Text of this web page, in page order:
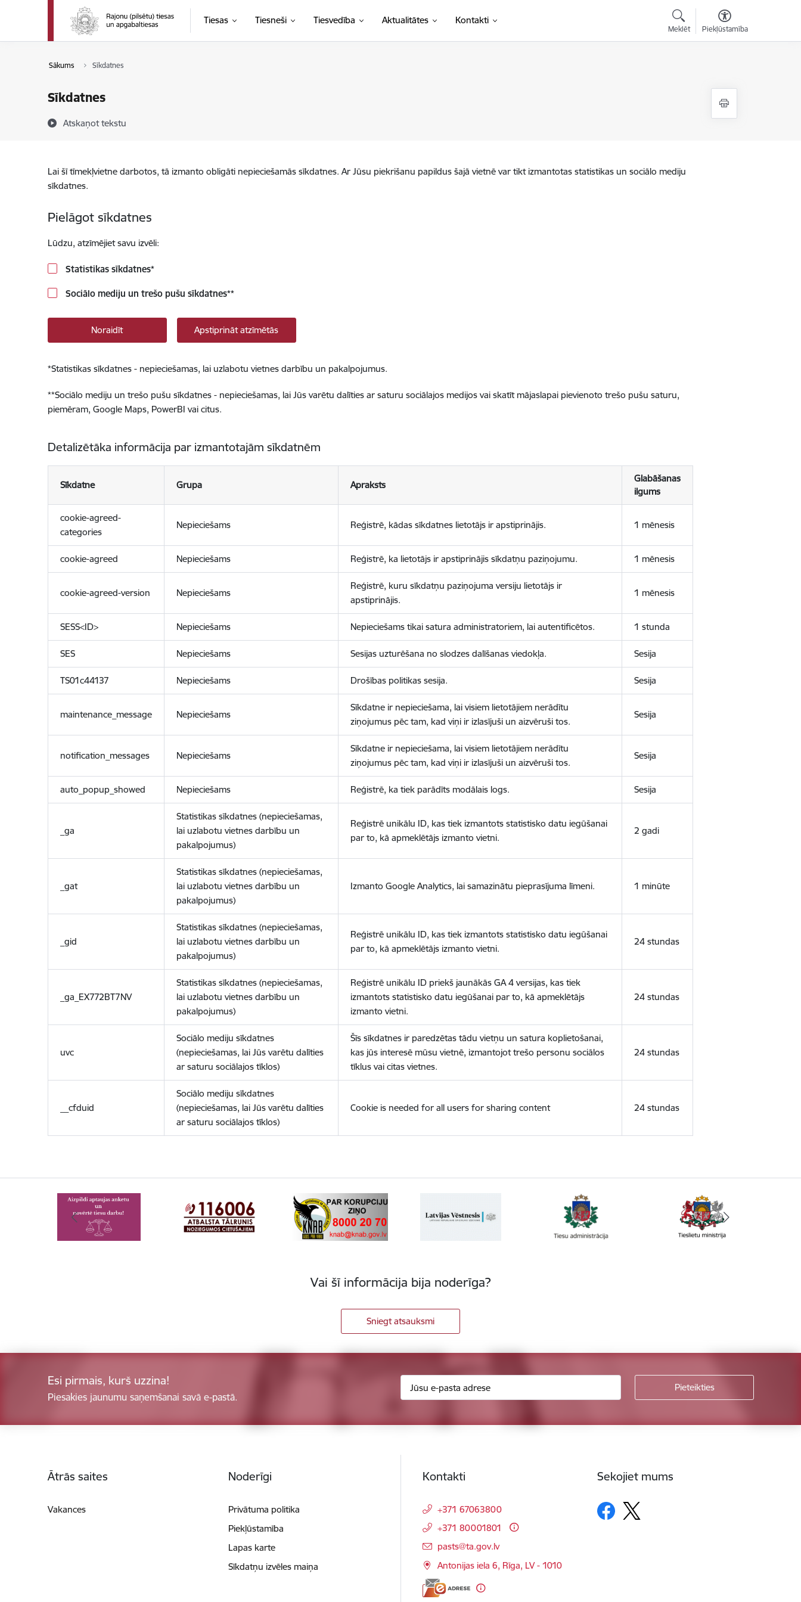
Pāriet uz lapas saturu
Tiesas Tiesneši Tiesvedība Aktualitātes Kontakti
Meklēt Piekļūstamība
Sākums Sīkdatnes
Sīkdatnes
Atskaņot tekstu
Lai šī tīmekļvietne darbotos, tā izmanto obligāti nepieciešamās sīkdatnes. Ar Jūsu piekrišanu papildus šajā vietnē var tikt izmantotas statistikas un sociālo mediju
sīkdatnes.
Pielāgot sīkdatnes
Lūdzu, atzīmējiet savu izvēli:
Statistikas sīkdatnes*
Sociālo mediju un trešo pušu sīkdatnes**
Noraidīt Apstiprināt atzīmētās
*Statistikas sīkdatnes - nepieciešamas, lai uzlabotu vietnes darbību un pakalpojumus.
**Sociālo mediju un trešo pušu sīkdatnes - nepieciešamas, lai Jūs varētu dalīties ar saturu sociālajos medijos vai skatīt mājaslapai pievienoto trešo pušu saturu,
piemēram, Google Maps, PowerBI vai citus.
Detalizētāka informācija par izmantotajām sīkdatnēm
Sīkdatne Grupa Apraksts
Glabāšanas
ilgums
cookie-agreed-
categories
Nepieciešams Reģistrē, kādas sīkdatnes lietotājs ir apstiprinājis. 1 mēnesis
cookie-agreed Nepieciešams Reģistrē, ka lietotājs ir apstiprinājis sīkdatņu paziņojumu. 1 mēnesis
cookie-agreed-version Nepieciešams
Reģistrē, kuru sīkdatņu paziņojuma versiju lietotājs ir
apstiprinājis.
1 mēnesis
SESS<ID> Nepieciešams Nepieciešams tikai satura administratoriem, lai autentificētos. 1 stunda
SES Nepieciešams Sesijas uzturēšana no slodzes dalīšanas viedokļa. Sesija
TS01c44137 Nepieciešams Drošības politikas sesija. Sesija
maintenance_message Nepieciešams
Sīkdatne ir nepieciešama, lai visiem lietotājiem nerādītu
ziņojumus pēc tam, kad viņi ir izlasījuši un aizvēruši tos.
Sesija
notification_messages Nepieciešams
Sīkdatne ir nepieciešama, lai visiem lietotājiem nerādītu
ziņojumus pēc tam, kad viņi ir izlasījuši un aizvēruši tos.
Sesija
auto_popup_showed Nepieciešams Reģistrē, ka tiek parādīts modālais logs. Sesija
_ga
Statistikas sīkdatnes (nepieciešamas,
lai uzlabotu vietnes darbību un
pakalpojumus)
Reģistrē unikālu ID, kas tiek izmantots statistisko datu iegūšanai
par to, kā apmeklētājs izmanto vietni.
2 gadi
_gat
Statistikas sīkdatnes (nepieciešamas,
lai uzlabotu vietnes darbību un
pakalpojumus)
Izmanto Google Analytics, lai samazinātu pieprasījuma līmeni. 1 minūte
_gid
Statistikas sīkdatnes (nepieciešamas,
lai uzlabotu vietnes darbību un
pakalpojumus)
Reģistrē unikālu ID, kas tiek izmantots statistisko datu iegūšanai
par to, kā apmeklētājs izmanto vietni.
24 stundas
_ga_EX772BT7NV
Statistikas sīkdatnes (nepieciešamas,
lai uzlabotu vietnes darbību un
pakalpojumus)
Reģistrē unikālu ID priekš jaunākās GA 4 versijas, kas tiek
izmantots statistisko datu iegūšanai par to, kā apmeklētājs
izmanto vietni.
24 stundas
uvc
Sociālo mediju sīkdatnes
(nepieciešamas, lai Jūs varētu dalīties
ar saturu sociālajos tīklos)
Šīs sīkdatnes ir paredzētas tādu vietņu un satura koplietošanai,
kas jūs interesē mūsu vietnē, izmantojot trešo personu sociālos
tīklus vai citas vietnes.
24 stundas
__cfduid
Sociālo mediju sīkdatnes
(nepieciešamas, lai Jūs varētu dalīties
ar saturu sociālajos tīklos)
Cookie is needed for all users for sharing content 24 stundas
Vai šī informācija bija noderīga?
Sniegt atsauksmi
Esi pirmais, kurš uzzina!
Piesakies jaunumu saņemšanai savā e-pastā.
Ātrās saites
Vakances
Noderīgi
Privātuma politika
Piekļūstamība
Lapas karte
Sīkdatņu izvēles maiņa
Kontakti
+371 67063800
+371 80001801
E-pasts:
pasts@ta.gov.lv
Antonijas iela 6, Rīga, LV - 1010
Sekojiet mums